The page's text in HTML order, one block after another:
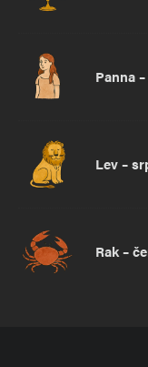
Panna
Lev –
Rak –